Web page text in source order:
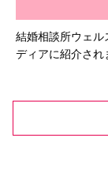
結婚相談所ウェル
ディアに紹介され